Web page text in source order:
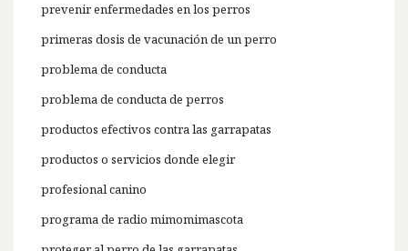
prevenir enfermedades en los perros
primeras dosis de vacunación de un perro
problema de conducta
problema de conducta de perros
productos efectivos contra las garrapatas
productos o servicios donde elegir
profesional canino
programa de radio mimomimascota